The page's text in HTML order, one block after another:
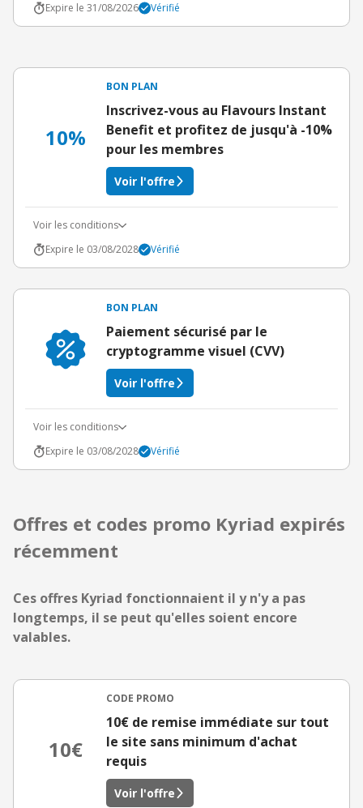
Expire le 31/08/2026
Vérifié
10%
BON PLAN
Inscrivez-vous au Flavours Instant
Benefit et profitez de jusqu'à -10%
pour les membres
Voir l'offre
Voir les conditions
Expire le 03/08/2028
Vérifié
BON PLAN
Paiement sécurisé par le
cryptogramme visuel (CVV)
Voir l'offre
Voir les conditions
Expire le 03/08/2028
Vérifié
Offres et codes promo Kyriad expirés
récemment
Ces offres Kyriad fonctionnaient il y n'y a pas
longtemps, il se peut qu'elles soient encore
valables.
10€
CODE PROMO
10€ de remise immédiate sur tout
le site sans minimum d'achat
requis
Voir l'offre